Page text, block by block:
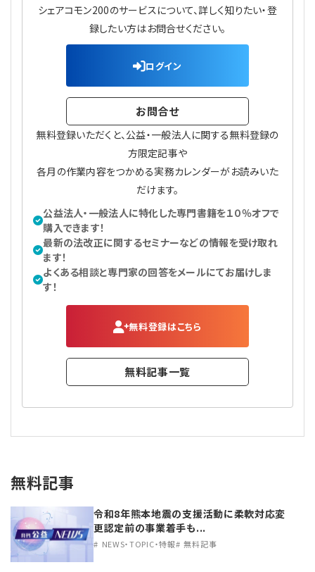
【連載】労務管理の歩き方
【連載】AI活用のすすめ
【連載】IT実務一問一答
シェアコモン200のサービスについて、詳しく知りたい・登
録したい方はお問合せください。
ログイン
お問合せ
無料登録いただくと、公益・一般法人に関する無料登録の
方限定記事や
各月の作業内容をつかめる実務カレンダーがお読みいた
だけます。
公益法人・一般法人に特化した専門書籍を１０％オフで
購入できます！
最新の法改正に関するセミナーなどの情報を受け取れ
ます！
よくある相談と専門家の回答をメールにてお届けしま
す！
無料登録はこちら
無料記事一覧
無料記事
令和8年熊本地震の支援活動に柔軟対応変
更認定前の事業着手も...
NEWS・TOPIC・特報 無料記事